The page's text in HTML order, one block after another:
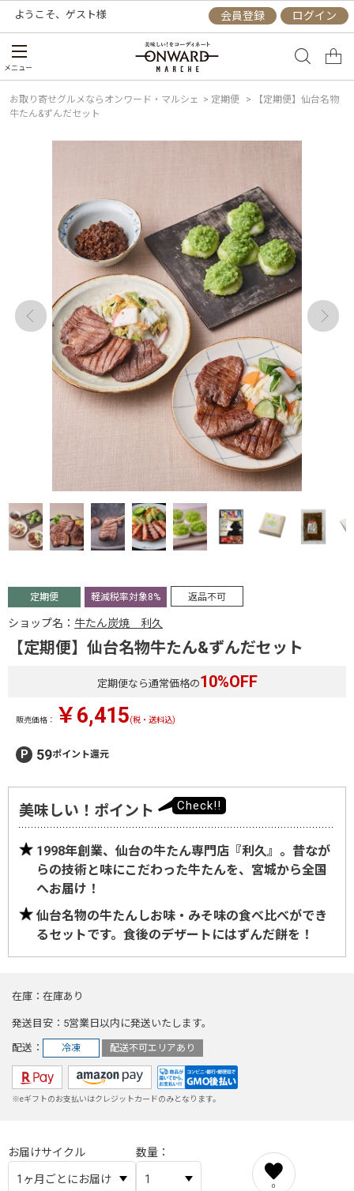
ようこそ、 ゲスト様 会員登録 ログイン
メニュー
お取り寄せグルメならオンワード・マルシェ > 定期便 >
【定期便】仙台名物
牛たん&ずんだセット
定期便 軽減税率対象8% 返品不可
ショップ名： 牛たん炭焼 利久
【定期便】仙台名物牛たん&ずんだセット
定期便なら通常価格の10%OFF
販売価格： ￥6,415(税・送料込)
59ポイント還元
美味しい！ポイント
1998年創業、仙台の牛たん専門店『利久』。昔なが
らの技術と味にこだわった牛たんを、宮城から全国
へお届け！
仙台名物の牛たんしお味・みそ味の食べ比べができ
るセットです。食後のデザートにはずんだ餅を！
在庫 在庫あり
発送目安 5営業日以内に発送いたします。
配送 冷凍 配送不可エリアあり
※eギフトのお支払いはクレジットカードのみとなります。
お届けサイクル 数量
0